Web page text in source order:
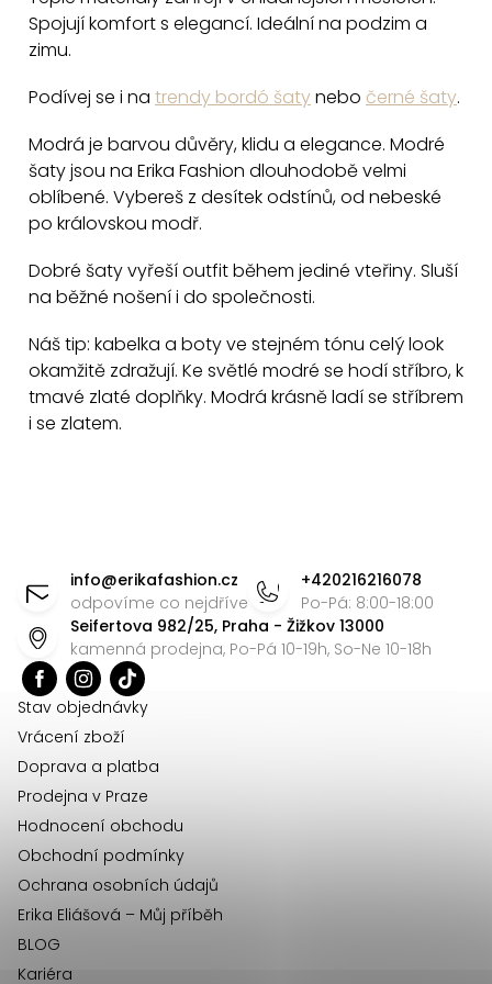
l
á
a
í
p
r
k
y
ý
p
i
Spojují komfort s elegancí. Ideální na podzim a
zimu.
Podívej se i na trendy bordó šatynebo černé šaty.
Modrá je barvou důvěry, klidu a elegance. Modré
šaty jsou na Erika Fashion dlouhodobě velmi
oblíbené. Vybereš z desítek odstínů, od nebeské
po královskou modř.
Dobré šaty vyřeší outfit během jediné vteřiny. Sluší
na běžné nošení i do společnosti.
Náš tip: kabelka a boty ve stejném tónu celý look
okamžitě zdražují. Ke světlé modré se hodí stříbro, k
tmavé zlaté doplňky. Modrá krásně ladí se stříbrem
i se zlatem.
info@erikafashion.cz
odpovíme co nejdříve
+420216216078
Po-Pá: 8:00-18:00
Seifertova 982/25, Praha - Žižkov 13000
kamenná prodejna, Po-Pá 10-19h, So-Ne 10-18h
Stav objednávky
Vrácení zboží
Doprava a platba
Prodejna v Praze
Hodnocení obchodu
Obchodní podmínky
Ochrana osobních údajů
Erika Eliášová – Můj příběh
BLOG
Kariéra